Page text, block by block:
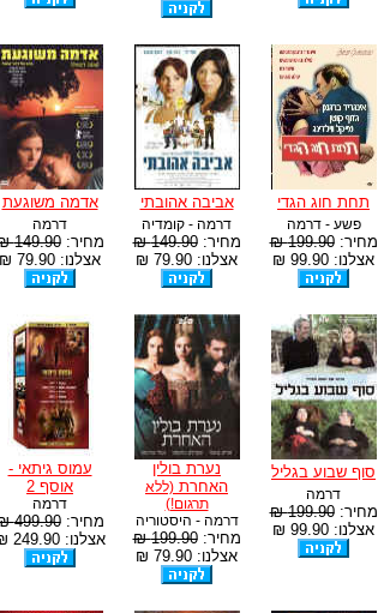
תחת חוג הגדי
פשע - דרמה
מחיר:199.90 ₪
אצלנו: 99.90 ₪
אביבה אהובתי
דרמה - קומדיה
מחיר:149.90 ₪
אצלנו: 79.90 ₪
אדמה משוגעת
דרמה
מחיר:149.90 ₪
אצלנו: 79.90 ₪
סוף שבוע בגליל
דרמה
מחיר:199.90 ₪
אצלנו: 99.90 ₪
נערת בולין
האחרת (ללא
תרגום!)
דרמה - היסטוריה
מחיר:199.90 ₪
אצלנו: 79.90 ₪
עמוס גיתאי -
אוסף 2
דרמה
מחיר:499.90 ₪
אצלנו: 249.90 ₪